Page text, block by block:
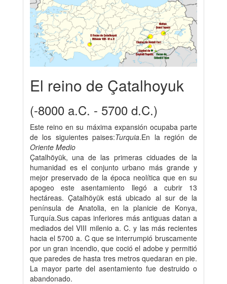
El reino de Çatalhoyuk
(-8000 a.C. - 5700 d.C.)
Este reino en su máxima expansión ocupaba parte
de los siguientes paises:Turquia.En la región de
Oriente Medio
Çatalhöyük, una de las primeras ciduades de la
humanidad es el conjunto urbano más grande y
mejor preservado de la época neolítica que en su
apogeo este asentamiento llegó a cubrir 13
hectáreas. Çatalhöyük está ubicado al sur de la
península de Anatolia, en la planicie de Konya,
Turquía.Sus capas inferiores más antiguas datan a
mediados del VIII milenio a. C. y las más recientes
hacia el 5700 a. C que se interrumpió bruscamente
por un gran incendio, que coció el adobe y permitió
que paredes de hasta tres metros quedaran en pie.
La mayor parte del asentamiento fue destruido o
abandonado.